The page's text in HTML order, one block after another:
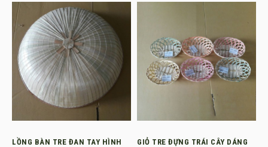
LỒNG BÀN TRE ĐAN TAY HÌNH
GIỎ TRE ĐỰNG TRÁI CÂY DÁNG